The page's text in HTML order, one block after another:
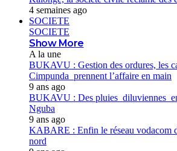
4 semaines ago
SOCIETE
SOCIETE
Show More
A la une
BUKAVU : Gestion des ordures, les
Cimpunda prennent l’affaire en main
9 ans ago
BUKAVU : Des pluies diluviennes
Nguba
9 ans ago
KABARE : Enfin le réseau vodacom
nord